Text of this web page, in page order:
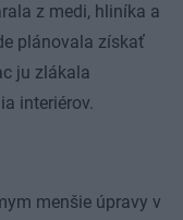
z medi, hliníka a
plánovala získať
ju zlákala
interiérov.
menšie úpravy v